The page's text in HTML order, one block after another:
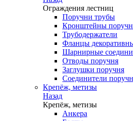
Ограждения лестниц
Поручни трубы
Кронштейны
Трубодержатели
Фланцы
Шарнирные
Отводы поручня
Заглушки поручня
Соединители
Крепёж, метизы
Назад
Крепёж, метизы
Анкера